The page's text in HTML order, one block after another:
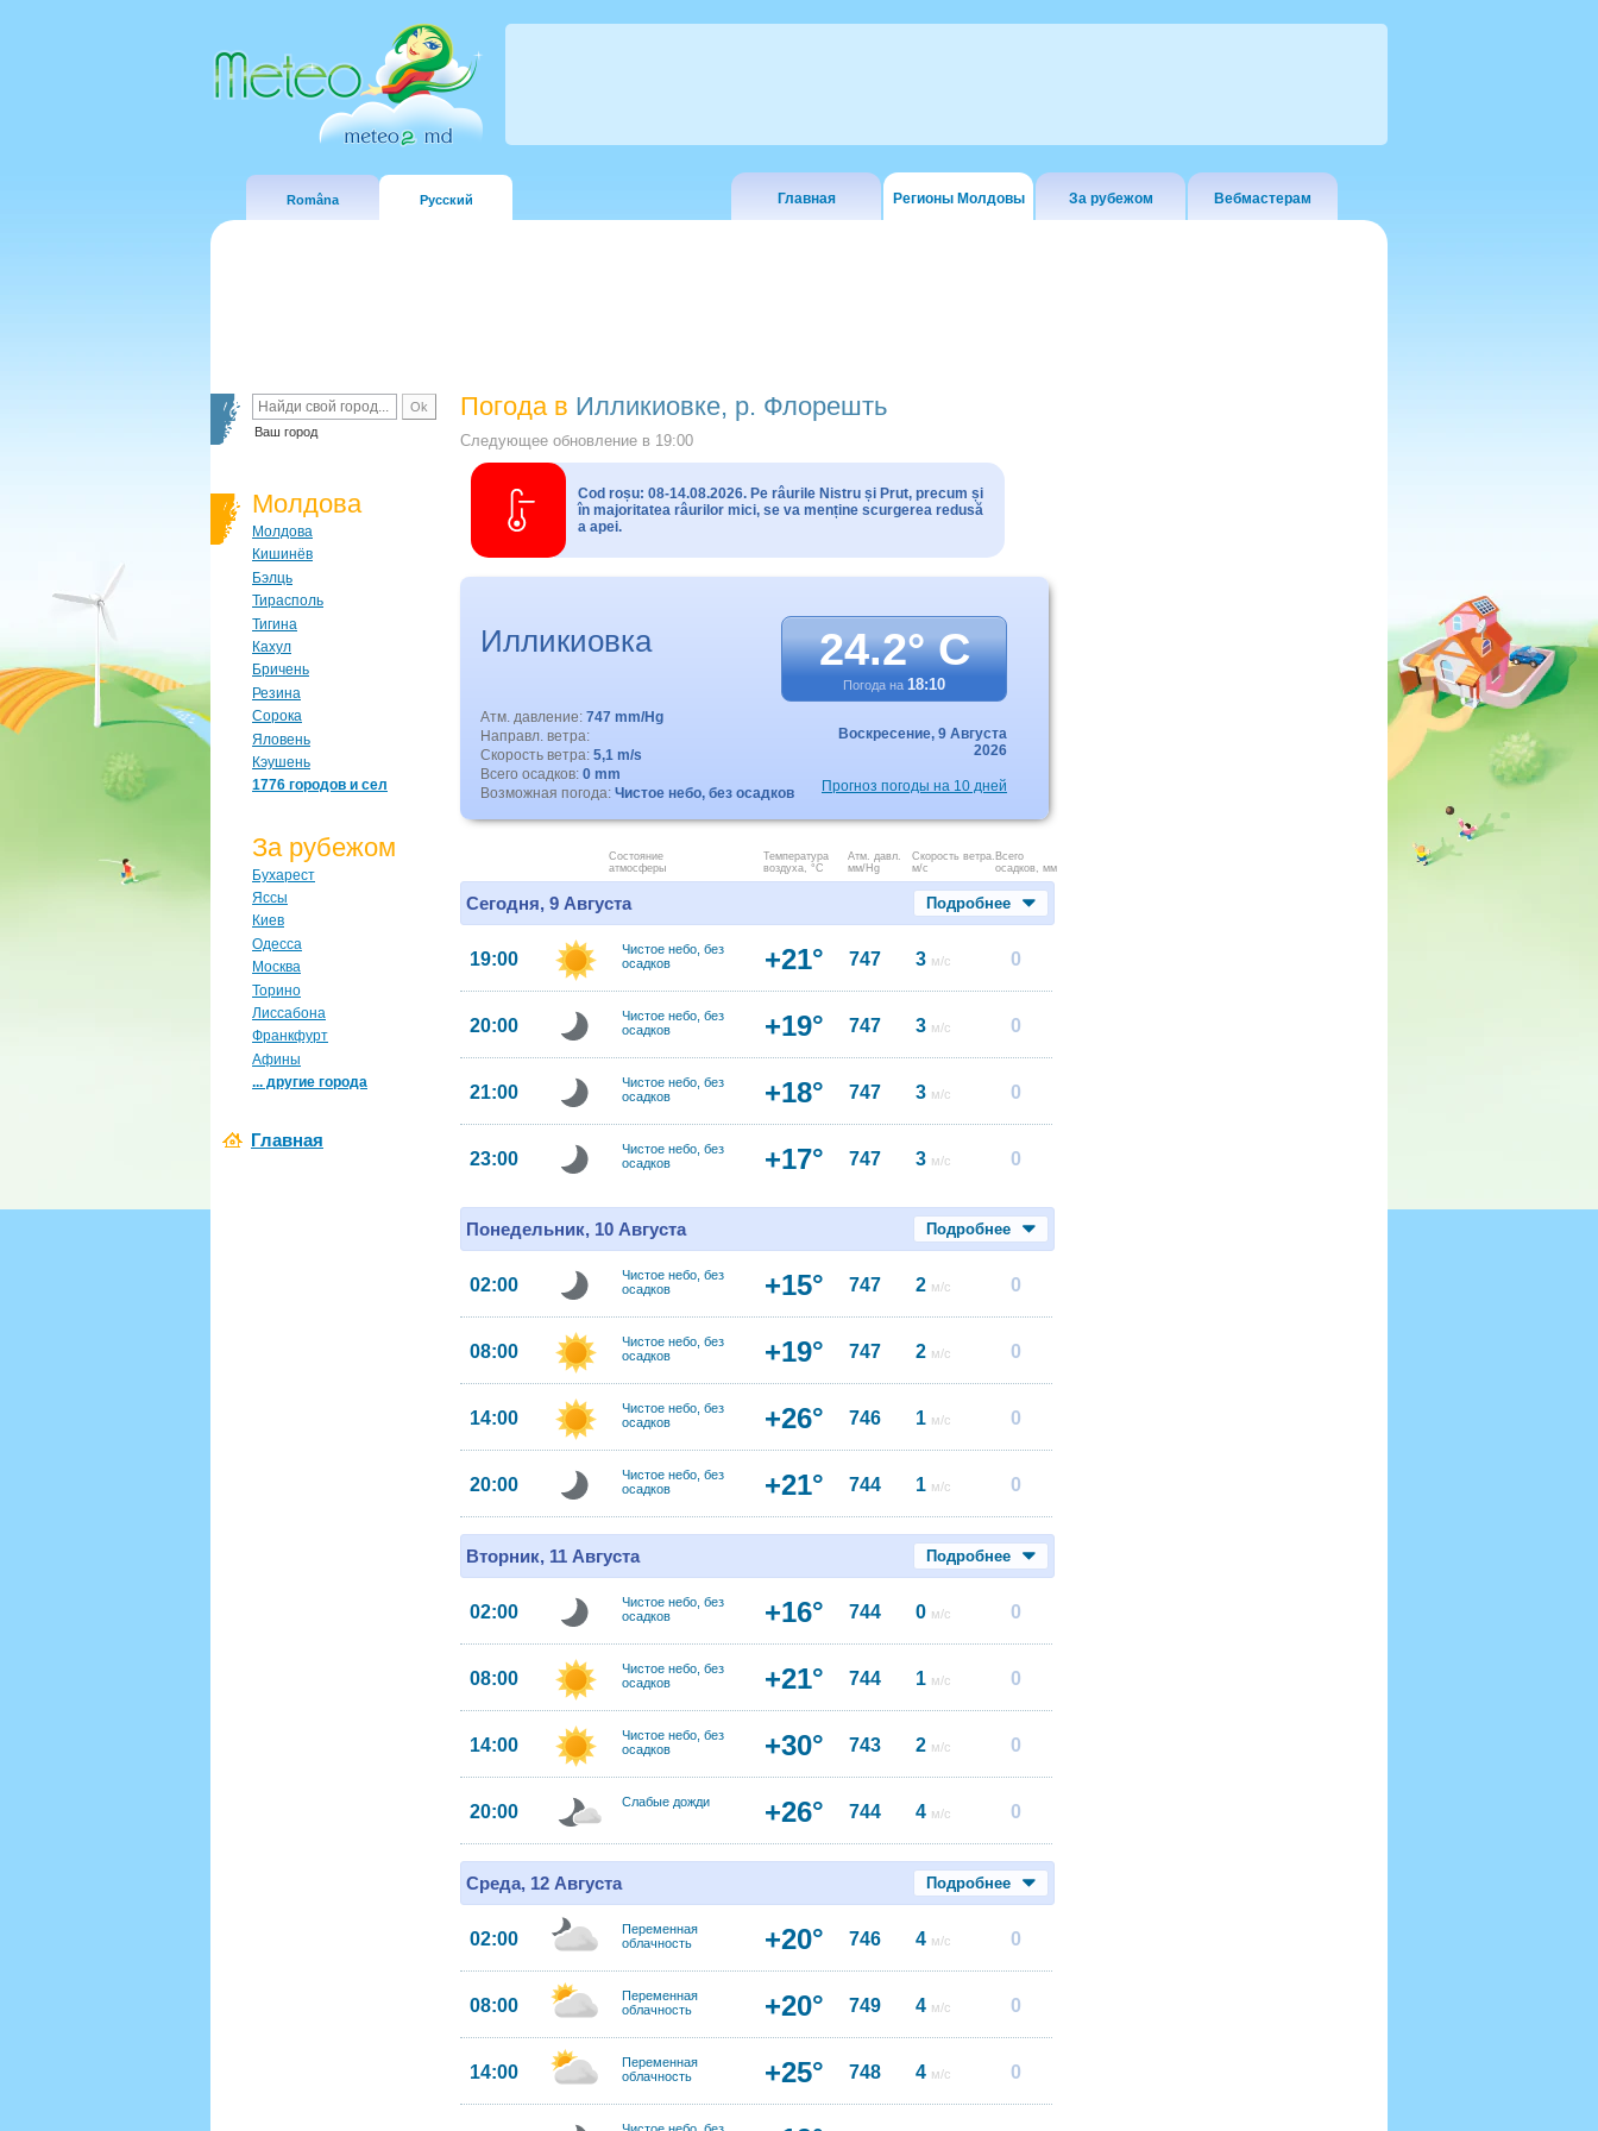
Româna Русский Главная Регионы Молдовы За рубежом Вебмастерам
Ваш город
Молдова
Молдова
Кишинёв
Бэлць
Тирасполь
Тигина
Кахул
Бричень
Резина
Сорока
Яловень
Кэушень
1776 городов и сел
За рубежом
Бухарест
Яссы
Киев
Одесса
Москва
Торино
Лиссабона
Франкфурт
Афины
... другие города
Главная
Погода в Илликиовке, р. Флорешть
Следующее обновление в 19:00
Cod roșu: 08-14.08.2026. Pe râurile Nistru și Prut, precum și
în majoritatea râurilor mici, se va menține scurgerea redusă
a apei.
Илликиовка 24.2° C
Погода на 18:10
Атм. давление: 747 mm/Hg
Направл. ветра:
Скорость ветра: 5,1 m/s
Всего осадков: 0 mm
Возможная погода: Чистое небо, без осадков
Воскресение, 9 Августа
2026
Прогноз погоды на 10 дней
Состояние
атмосферы
Температура
воздуха, °C
Атм. давл.
мм/Hg
Скорость ветра.
м/с
Всего
осадков, мм
Сегодня, 9 Августа Подробнее
19:00
Чистое небо, без
осадков
+21° 747 3 м/с 0
20:00
Чистое небо, без
осадков
+19° 747 3 м/с 0
21:00
Чистое небо, без
осадков
+18° 747 3 м/с 0
23:00
Чистое небо, без
осадков
+17° 747 3 м/с 0
Понедельник, 10 Августа Подробнее
02:00
Чистое небо, без
осадков
+15° 747 2 м/с 0
08:00
Чистое небо, без
осадков
+19° 747 2 м/с 0
14:00
Чистое небо, без
осадков
+26° 746 1 м/с 0
20:00
Чистое небо, без
осадков
+21° 744 1 м/с 0
Вторник, 11 Августа Подробнее
02:00
Чистое небо, без
осадков
+16° 744 0 м/с 0
08:00
Чистое небо, без
осадков
+21° 744 1 м/с 0
14:00
Чистое небо, без
осадков
+30° 743 2 м/с 0
20:00 Слабые дожди +26° 744 4 м/с 0
Среда, 12 Августа Подробнее
02:00
Переменная
облачность
+20° 746 4 м/с 0
08:00
Переменная
облачность
+20° 749 4 м/с 0
14:00
Переменная
облачность
+25° 748 4 м/с 0